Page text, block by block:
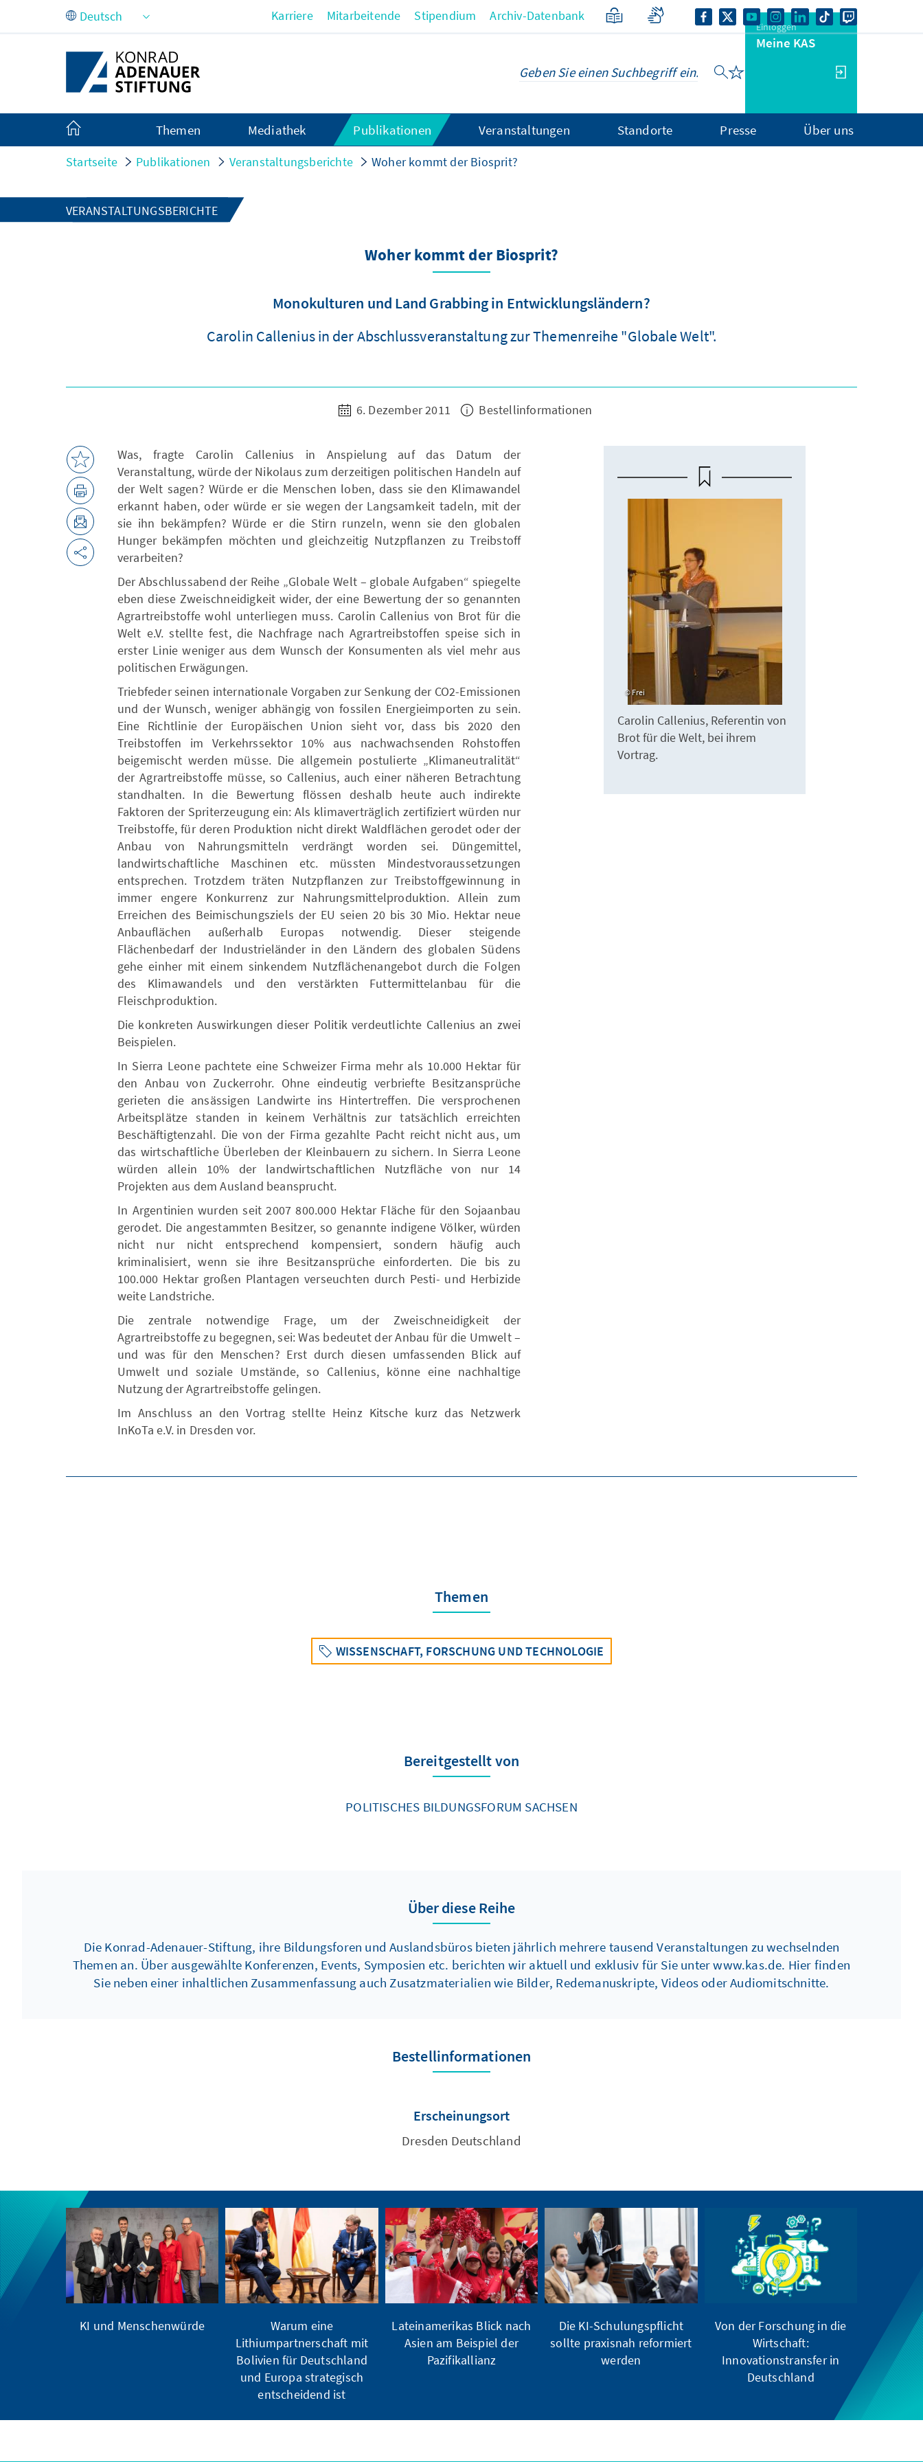
Zum Hauptinhalt springen Karriere Mitarbeitende Stipendium Archiv-Datenbank
Einloggen
Meine KAS
Themen Mediathek Publikationen Veranstaltungen Standorte Presse Über uns
Startseite Publikationen Veranstaltungsberichte Woher kommt der Biosprit?
VERANSTALTUNGSBERICHTE
Woher kommt der Biosprit?
Monokulturen und Land Grabbing in Entwicklungsländern?
Carolin Callenius in der Abschlussveranstaltung zur Themenreihe "Globale Welt".
6. Dezember 2011 Bestellinformationen
Was, fragte Carolin Callenius in Anspielung auf das Datum der
Veranstaltung, würde der Nikolaus zum derzeitigen politischen Handeln auf
der Welt sagen? Würde er die Menschen loben, dass sie den Klimawandel
erkannt haben, oder würde er sie wegen der Langsamkeit tadeln, mit der
sie ihn bekämpfen? Würde er die Stirn runzeln, wenn sie den globalen
Hunger bekämpfen möchten und gleichzeitig Nutzpflanzen zu Treibstoff
verarbeiten?
Der Abschlussabend der Reihe „Globale Welt – globale Aufgaben“ spiegelte
eben diese Zweischneidigkeit wider, der eine Bewertung der so genannten
Agrartreibstoffe wohl unterliegen muss. Carolin Callenius von Brot für die
Welt e.V. stellte fest, die Nachfrage nach Agrartreibstoffen speise sich in
erster Linie weniger aus dem Wunsch der Konsumenten als viel mehr aus
politischen Erwägungen.
Triebfeder seinen internationale Vorgaben zur Senkung der CO2-Emissionen
und der Wunsch, weniger abhängig von fossilen Energieimporten zu sein.
Eine Richtlinie der Europäischen Union sieht vor, dass bis 2020 den
Treibstoffen im Verkehrssektor 10% aus nachwachsenden Rohstoffen
beigemischt werden müsse. Die allgemein postulierte „Klimaneutralität“
der Agrartreibstoffe müsse, so Callenius, auch einer näheren Betrachtung
standhalten. In die Bewertung flössen deshalb heute auch indirekte
Faktoren der Spriterzeugung ein: Als klimaverträglich zertifiziert würden nur
Treibstoffe, für deren Produktion nicht direkt Waldflächen gerodet oder der
Anbau von Nahrungsmitteln verdrängt worden sei. Düngemittel,
landwirtschaftliche Maschinen etc. müssten Mindestvoraussetzungen
entsprechen. Trotzdem träten Nutzpflanzen zur Treibstoffgewinnung in
immer engere Konkurrenz zur Nahrungsmittelproduktion. Allein zum
Erreichen des Beimischungsziels der EU seien 20 bis 30 Mio. Hektar neue
Anbauflächen außerhalb Europas notwendig. Dieser steigende
Flächenbedarf der Industrieländer in den Ländern des globalen Südens
gehe einher mit einem sinkendem Nutzflächenangebot durch die Folgen
des Klimawandels und den verstärkten Futtermittelanbau für die
Fleischproduktion.
Die konkreten Auswirkungen dieser Politik verdeutlichte Callenius an zwei
Beispielen.
In Sierra Leone pachtete eine Schweizer Firma mehr als 10.000 Hektar für
den Anbau von Zuckerrohr. Ohne eindeutig verbriefte Besitzansprüche
gerieten die ansässigen Landwirte ins Hintertreffen. Die versprochenen
Arbeitsplätze standen in keinem Verhältnis zur tatsächlich erreichten
Beschäftigtenzahl. Die von der Firma gezahlte Pacht reicht nicht aus, um
das wirtschaftliche Überleben der Kleinbauern zu sichern. In Sierra Leone
würden allein 10% der landwirtschaftlichen Nutzfläche von nur 14
Projekten aus dem Ausland beansprucht.
In Argentinien wurden seit 2007 800.000 Hektar Fläche für den Sojaanbau
gerodet. Die angestammten Besitzer, so genannte indigene Völker, würden
nicht nur nicht entsprechend kompensiert, sondern häufig auch
kriminalisiert, wenn sie ihre Besitzansprüche einforderten. Die bis zu
100.000 Hektar großen Plantagen verseuchten durch Pesti- und Herbizide
weite Landstriche.
Die zentrale notwendige Frage, um der Zweischneidigkeit der
Agrartreibstoffe zu begegnen, sei: Was bedeutet der Anbau für die Umwelt –
und was für den Menschen? Erst durch diesen umfassenden Blick auf
Umwelt und soziale Umstände, so Callenius, könne eine nachhaltige
Nutzung der Agrartreibstoffe gelingen.
Im Anschluss an den Vortrag stellte Heinz Kitsche kurz das Netzwerk
InKoTa e.V. in Dresden vor.
Frei
Carolin Callenius, Referentin von
Brot für die Welt, bei ihrem
Vortrag.
Themen
WISSENSCHAFT, FORSCHUNG UND TECHNOLOGIE
Bereitgestellt von
POLITISCHES BILDUNGSFORUM SACHSEN
Über diese Reihe
Die Konrad-Adenauer-Stiftung, ihre Bildungsforen und Auslandsbüros bieten jährlich mehrere tausend Veranstaltungen zu wechselnden
Themen an. Über ausgewählte Konferenzen, Events, Symposien etc. berichten wir aktuell und exklusiv für Sie unter www.kas.de. Hier finden
Sie neben einer inhaltlichen Zusammenfassung auch Zusatzmaterialien wie Bilder, Redemanuskripte, Videos oder Audiomitschnitte.
Bestellinformationen
Erscheinungsort
Dresden Deutschland
KI und Menschenwürde
Warum eine
Lithiumpartnerschaft mit
Bolivien für Deutschland
und Europa strategisch
entscheidend ist
Lateinamerikas Blick nach
Asien am Beispiel der
Pazifikallianz
Die KI-Schulungspflicht
sollte praxisnah reformiert
werden
Von der Forschung in die
Wirtschaft:
Innovationstransfer in
Deutschland